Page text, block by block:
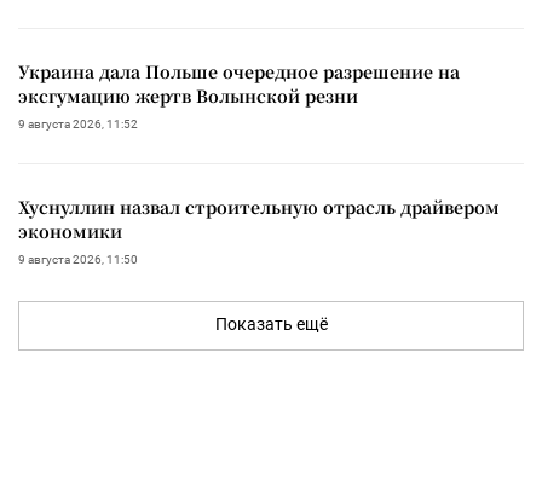
Украина дала Польше очередное разрешение на
эксгумацию жертв Волынской резни
9 августа 2026, 11:52
Хуснуллин назвал строительную отрасль драйвером
экономики
9 августа 2026, 11:50
Показать ещё